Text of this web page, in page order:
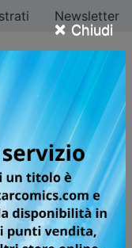
× Chiudi
Newsletter
del Libro
eventi e le novità
del Libro
eventi e le novità